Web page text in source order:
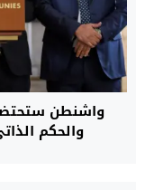
واشنطن
والحكم